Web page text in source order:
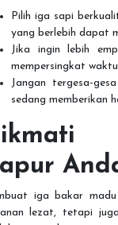
Pilih iga sapi
yang berlebih dapat
Jika ingin lebih
mempersingkat
Jangan tergesa-
sedang memberikan
iga bakar
lezat, tetapi